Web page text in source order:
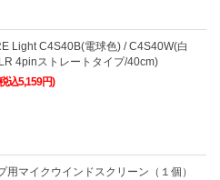
Light C4S40B(電球色) / C4S40W(白
4pinストレートタイプ/40cm)
込5,159円)
用マイクウインドスクリーン（１個）